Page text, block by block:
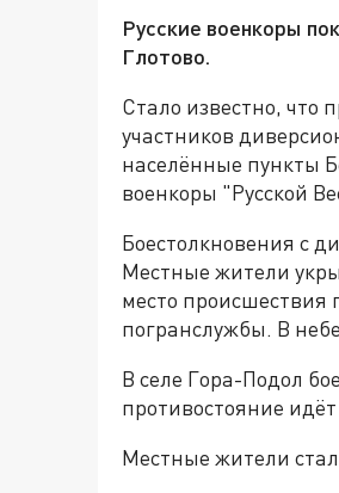
Русские военкоры
Глотово.
Стало известно, что
участников
населённые пункты
военкоры "Русской
Боестолкновения с
Местные жители
место
погранслужбы. В
В селе Гора-Подол
противостояние
Местные жители